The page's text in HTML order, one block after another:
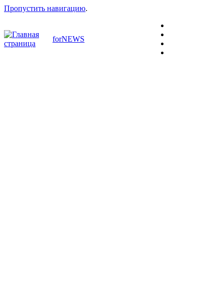
Пропустить навигацию.
forNEWS